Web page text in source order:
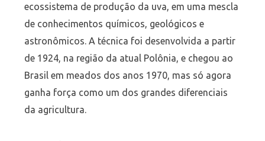
ecossistema de produção da uva, em uma mescla
de conhecimentos químicos, geológicos e
astronômicos. A técnica foi desenvolvida a partir
de 1924, na região da atual Polônia, e chegou ao
Brasil em meados dos anos 1970, mas só agora
ganha força como um dos grandes diferenciais
da agricultura.